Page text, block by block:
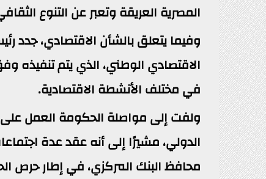
المصرية العريقة وتعبر عن التنوع
وفيما يتعلق بالشأن الاقتصادي، جدد
الاقتصادي الوطني، الذي يتم
في مختلف الأنشطة الاقتصادية.
ولفت إلى مواصلة الحكومة العمل على
الدولي، مشيرًا إلى أنه عقد عدة
محافظ البنك المركزي، في إطار حرص